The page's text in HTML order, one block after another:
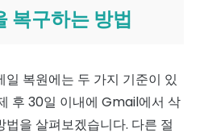
복구하는 방법
복원에는 두 가지 기준이 있
후 30일 이내에 Gmail에서 삭
을 살펴보겠습니다. 다른 절